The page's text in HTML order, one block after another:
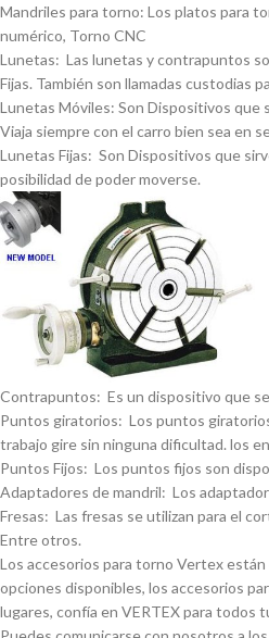
Mandriles para torno: Los platos para
numérico, Torno CNC
Lunetas: Las lunetas y contrapuntos
Fijas. También son llamadas custodias
Lunetas Móviles: Son Dispositivos que
Viaja siempre con el carro bien sea en
Lunetas Fijas: Son Dispositivos que
posibilidad de poder moverse.
Contrapuntos: Es un dispositivo que
Puntos giratorios: Los puntos
trabajo gire sin ninguna dificultad. los
Puntos Fijos: Los puntos fijos son
Adaptadores de mandril: Los
Fresas: Las fresas se utilizan para el
Entre otros.
Los accesorios para torno Vertex están
opciones disponibles, los accesorios
lugares, confí­a en VERTEX para todos